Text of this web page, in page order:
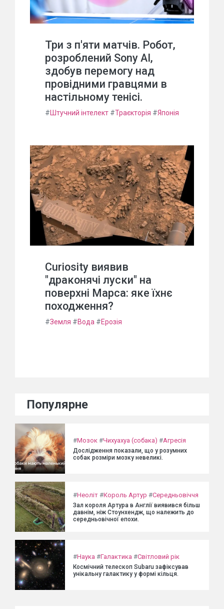
Три з п'яти матчів. Робот,
розроблений Sony AI,
здобув перемогу над
провідними гравцями в
настільному тенісі.
#Штучний інтелект #Траєкторія #Японія
Curiosity виявив
"драконячі луски" на
поверхні Марса: яке їхнє
походження?
#Земля #Вода #Ерозія
Популярне
#Мозок #Чихуахуа (собака) #Агресія
Дослідження показали, що у розумних
собак розміри мозку невеликі.
#Неоліт #Король Артур #Середньовіччя
Зал короля Артура в Англії виявився більш
давнім, ніж Стоунхендж, що належить до
середньовічної епохи.
#Наука #Галактика #Світловий рік
Космічний телескоп Subaru зафіксував
унікальну галактику у формі кільця.